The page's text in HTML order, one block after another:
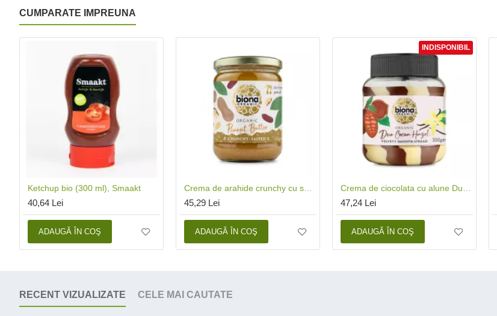
CUMPARATE IMPREUNA
Ketchup bio (300 ml), Smaakt
40,64 Lei
ADAUGĂ ÎN COŞ
45,29 Lei
ADAUGĂ ÎN COŞ
INDISPONIBIL
47,24 Lei
ADAUGĂ ÎN COŞ
RECENT VIZUALIZATE CELE MAI CAUTATE